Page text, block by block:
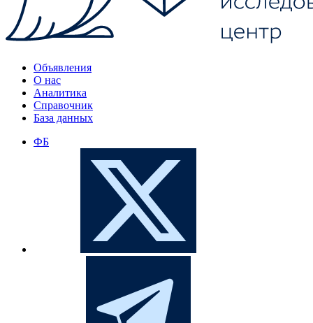
Объявления
О нас
Аналитика
Справочник
База данных
ФБ